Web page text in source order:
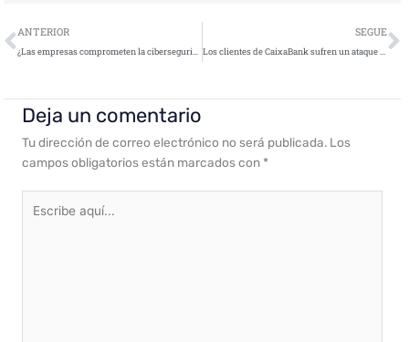
Ant
ANTERIOR SEGUE
Deja un comentario
Tu dirección de correo electrónico no será publicada. Los
campos obligatorios están marcados con *
aquí...